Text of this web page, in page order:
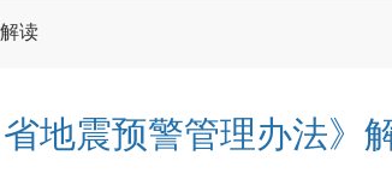
读
地震预警管理办法》